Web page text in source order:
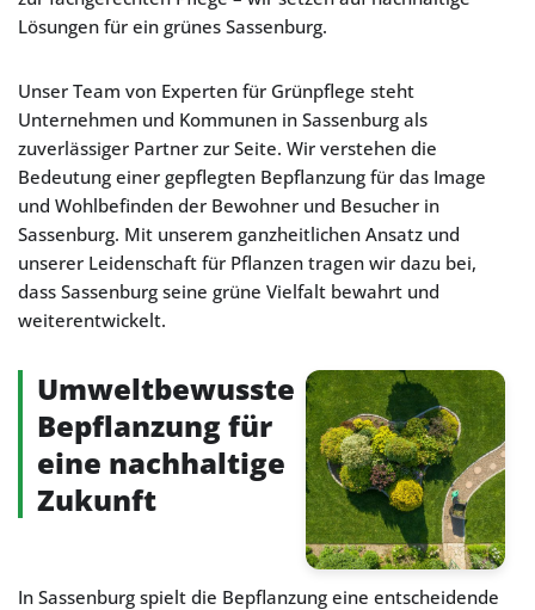
Lösungen für ein grünes Sassenburg.
Unser Team von Experten für Grünpflege steht
Unternehmen und Kommunen in Sassenburg als
zuverlässiger Partner zur Seite. Wir verstehen die
Bedeutung einer gepflegten Bepflanzung für das Image
und Wohlbefinden der Bewohner und Besucher in
Sassenburg. Mit unserem ganzheitlichen Ansatz und
unserer Leidenschaft für Pflanzen tragen wir dazu bei,
dass Sassenburg seine grüne Vielfalt bewahrt und
weiterentwickelt.
Umweltbewusste
Bepflanzung für
eine nachhaltige
Zukunft
In Sassenburg spielt die Bepflanzung eine entscheidende